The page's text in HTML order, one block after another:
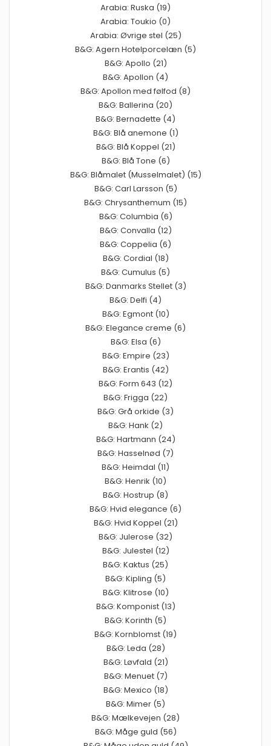
Arabia: Ruska (19)
Arabia: Toukio (0)
Arabia: Øvrige stel (25)
B&G: Agern Hotelporcelæn (5)
B&G: Apollo (21)
B&G: Apollon (4)
B&G: Apollon med følfod (8)
B&G: Ballerina (20)
B&G: Bernadette (4)
B&G: Blå anemone (1)
B&G: Blå Koppel (21)
B&G: Blå Tone (6)
B&G: Blåmalet (Musselmalet) (15)
B&G: Carl Larsson (5)
B&G: Chrysanthemum (15)
B&G: Columbia (6)
B&G: Convalla (12)
B&G: Coppelia (6)
B&G: Cordial (18)
B&G: Cumulus (5)
B&G: Danmarks Stellet (3)
B&G: Delfi (4)
B&G: Egmont (10)
B&G: Elegance creme (6)
B&G: Elsa (6)
B&G: Empire (23)
B&G: Erantis (42)
B&G: Form 643 (12)
B&G: Frigga (22)
B&G: Grå orkide (3)
B&G: Hank (2)
B&G: Hartmann (24)
B&G: Hasselnød (7)
B&G: Heimdal (11)
B&G: Henrik (10)
B&G: Hostrup (8)
B&G: Hvid elegance (6)
B&G: Hvid Koppel (21)
B&G: Julerose (32)
B&G: Julestel (12)
B&G: Kaktus (25)
B&G: Kipling (5)
B&G: Klitrose (10)
B&G: Komponist (13)
B&G: Korinth (5)
B&G: Kornblomst (19)
B&G: Leda (28)
B&G: Løvfald (21)
B&G: Menuet (7)
B&G: Mexico (18)
B&G: Mimer (5)
B&G: Mælkevejen (28)
B&G: Måge guld (56)